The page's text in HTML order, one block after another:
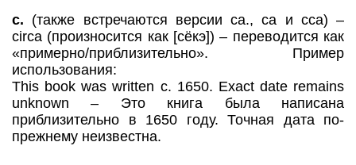
c. (также встречаются версии ca., ca и cca) –
circa (произносится как [сёкэ]) – переводится как
«примерно/приблизительно». Пример
использования:
This book was written c. 1650. Exact date remains
unknown – Это книга была написана
приблизительно в 1650 году. Точная дата по-
прежнему неизвестна.